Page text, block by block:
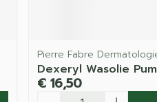
Pierre Fabre
Dexeryl Wasolie
€ 16,50